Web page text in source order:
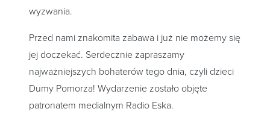
wyzwania.
Przed nami znakomita zabawa i już nie możemy się
jej doczekać. Serdecznie zapraszamy
najważniejszych bohaterów tego dnia, czyli dzieci
Dumy Pomorza! Wydarzenie zostało objęte
patronatem medialnym Radio Eska.